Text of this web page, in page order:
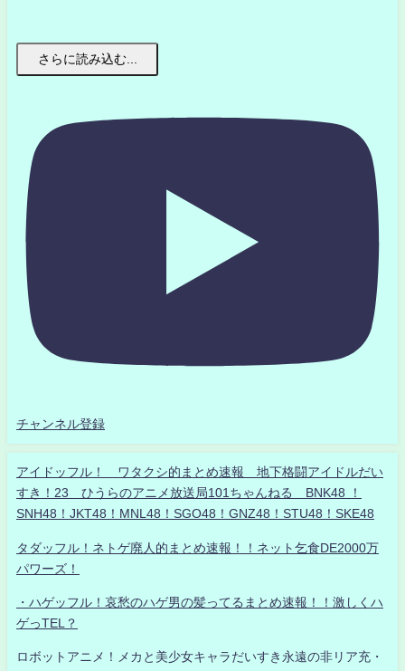
さらに読み込む...
チャンネル登録
アイドッフル！ ワタクシ的まとめ速報 地下格闘アイドルだい
すき！23 ひうらのアニメ放送局101ちゃんねる BNK48 ！
SNH48！JKT48！MNL48！SGO48！GNZ48！STU48！SKE48
タダッフル！ネトゲ廃人的まとめ速報！！ネット乞食DE2000万
パワーズ！
・ハゲッフル！哀愁のハゲ男の髪ってるまとめ速報！！激しくハ
ゲっTEL？
ロボットアニメ！メカと美少女キャラだいすき永遠の非リア充・